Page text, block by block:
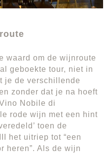
waard om de wijnroute
geboekte tour, niet in
je de verschillende
zonder dat je na hoeft
Nobile di
rode wijn met een hint
toen de
het uitriep tot “een
heren”. Als de wijn